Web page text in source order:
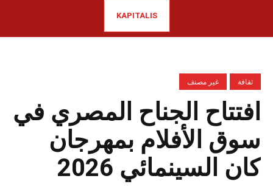
KAPITALIS
ثقافة غير مصنف
افتتاح الجناح المصري في
سوق الأفلام بمهرجان
كان السينمائي 2026